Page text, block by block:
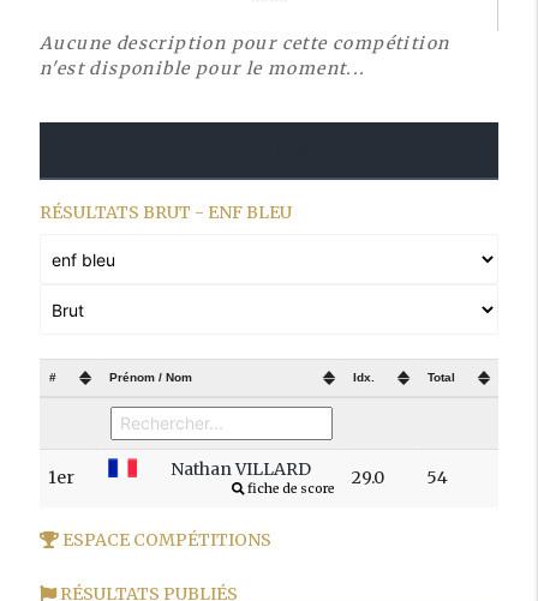
Aucune description pour cette compétition
n'est disponible pour le moment...
RÉSULTATS BRUT - ENF BLEU
# Prénom / Nom Idx. Total
1er Nathan VILLARD
fiche de score
29.0 54
ESPACE COMPÉTITIONS
RÉSULTATS PUBLIÉS